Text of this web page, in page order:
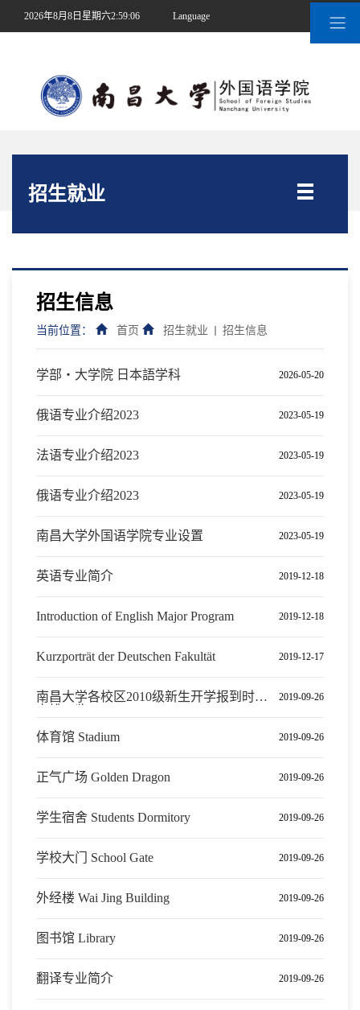
2026年8月8日星期六2:59:06 Language
招生就业
招生信息
当前位置： 首页 招生就业 招生信息
学部・大学院 日本語学科 2026-05-20
俄语专业介绍2023 2023-05-19
法语专业介绍2023 2023-05-19
俄语专业介绍2023 2023-05-19
南昌大学外国语学院专业设置 2023-05-19
英语专业简介 2019-12-18
Introduction of English Major Program 2019-12-18
Kurzporträt der Deutschen Fakultät 2019-12-17
南昌大学各校区2010级新生开学报到时间
2019-09-26
体育馆 Stadium 2019-09-26
正气广场 Golden Dragon 2019-09-26
学生宿舍 Students Dormitory 2019-09-26
学校大门 School Gate 2019-09-26
外经楼 Wai Jing Building 2019-09-26
图书馆 Library 2019-09-26
翻译专业简介 2019-09-26